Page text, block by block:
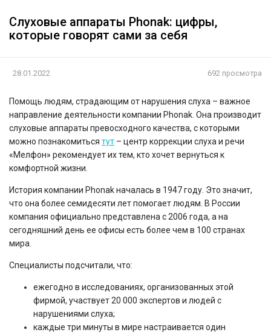
Слуховые аппараты Phonak: цифры,
которые говорят сами за себя
692 просмотра
28.01.2022
Помощь людям, страдающим от нарушения слуха – важное
направление деятельности компании Phonak. Она производит
слуховые аппараты превосходного качества, с которыми
можно познакомиться тут – центр коррекции слуха и речи
«Мелфон» рекомендует их тем, кто хочет вернуться к
комфортной жизни.
История компании Phonak началась в 1947 году. Это значит,
что она более семидесяти лет помогает людям. В России
компания официально представлена с 2006 года, а на
сегодняшний день ее офисы есть более чем в 100 странах
мира.
Специалисты подсчитали, что:
ежегодно в исследованиях, организованных этой
фирмой, участвует 20 000 экспертов и людей с
нарушениями слуха;
каждые три минуты в мире настраивается один